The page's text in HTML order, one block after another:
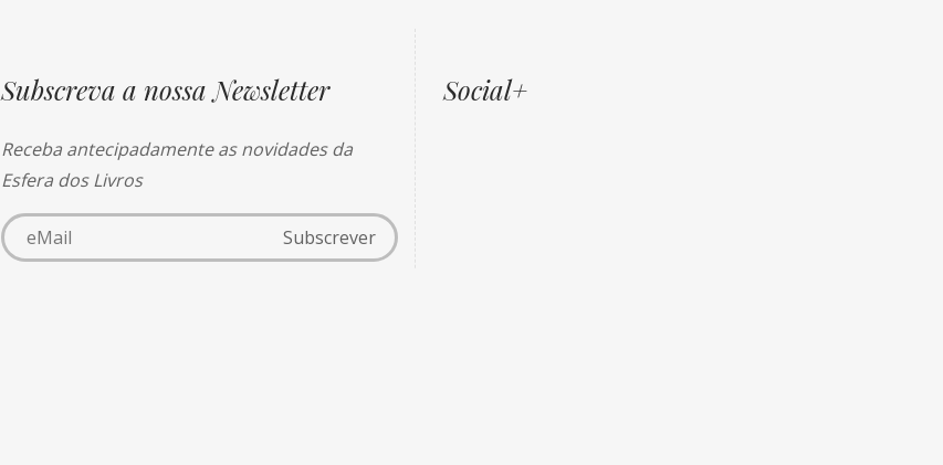
Subscreva a nossa Newsletter
Receba antecipadamente as novidades da
Esfera dos Livros
Social+